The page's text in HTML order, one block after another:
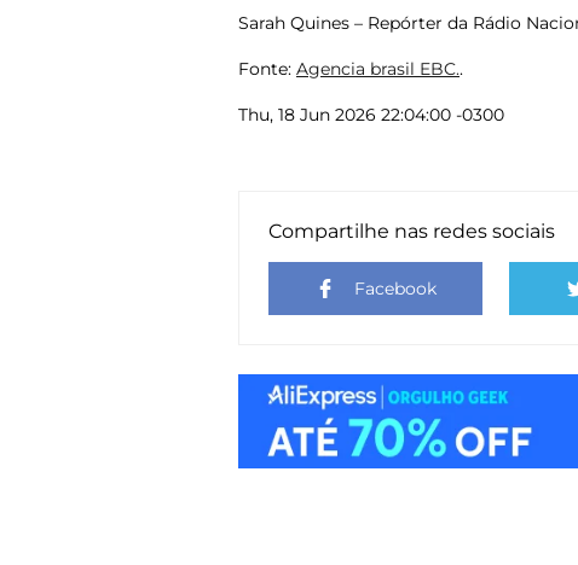
Sarah Quines – Repórter da Rádio
Fonte: Agencia brasil EBC..
Thu, 18 Jun 2026 22:04:00 -0300
Compartilhe nas redes sociais
Facebook